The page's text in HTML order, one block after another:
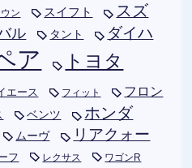
ン スイフト
スズ
ル タント
ダイハ
ア
トヨタ
エース フィット
フロン
ベンツ ホンダ
ムーヴ
リアクォー
フ レクサス ワゴンR